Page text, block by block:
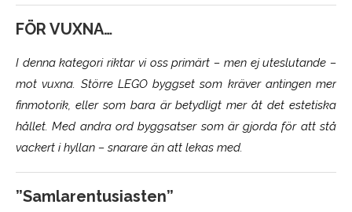
FÖR VUXNA…
I denna kategori riktar vi oss primärt – men ej uteslutande –
mot vuxna. Större LEGO byggset som kräver antingen mer
finmotorik, eller som bara är betydligt mer åt det estetiska
hållet. Med andra ord byggsatser som är gjorda för att stå
vackert i hyllan – snarare än att lekas med.
”Samlarentusiasten”